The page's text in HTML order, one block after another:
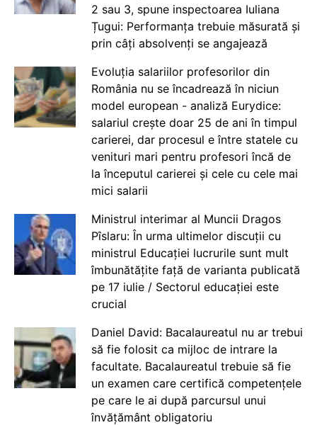
2 sau 3, spune inspectoarea Iuliana
Țugui: Performanța trebuie măsurată și
prin câți absolvenți se angajează
Evoluția salariilor profesorilor din
România nu se încadrează în niciun
model european - analiză Eurydice:
salariul crește doar 25 de ani în timpul
carierei, dar procesul e între statele cu
venituri mari pentru profesori încă de
la începutul carierei și cele cu cele mai
mici salarii
Ministrul interimar al Muncii Dragos
Pîslaru: În urma ultimelor discuții cu
ministrul Educației lucrurile sunt mult
îmbunătățite față de varianta publicată
pe 17 iulie / Sectorul educației este
crucial
Daniel David: Bacalaureatul nu ar trebui
să fie folosit ca mijloc de intrare la
facultate. Bacalaureatul trebuie să fie
un examen care certifică competențele
pe care le ai după parcursul unui
învățământ obligatoriu